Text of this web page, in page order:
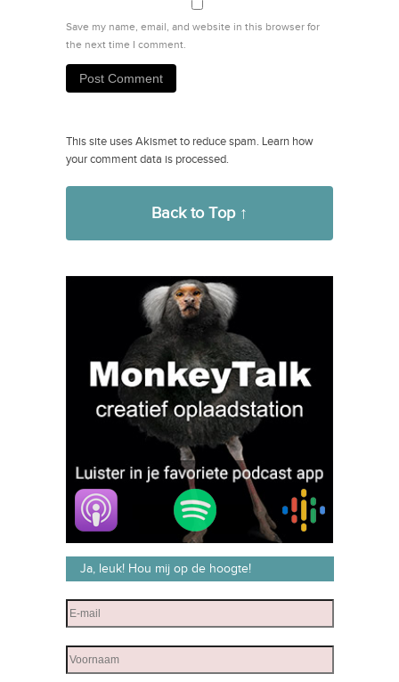
Save my name, email, and website in this browser for
the next time I comment.
This site uses Akismet to reduce spam. Learn how
your comment data is processed.
Back to Top ↑
Ja, leuk! Hou mij op de hoogte!